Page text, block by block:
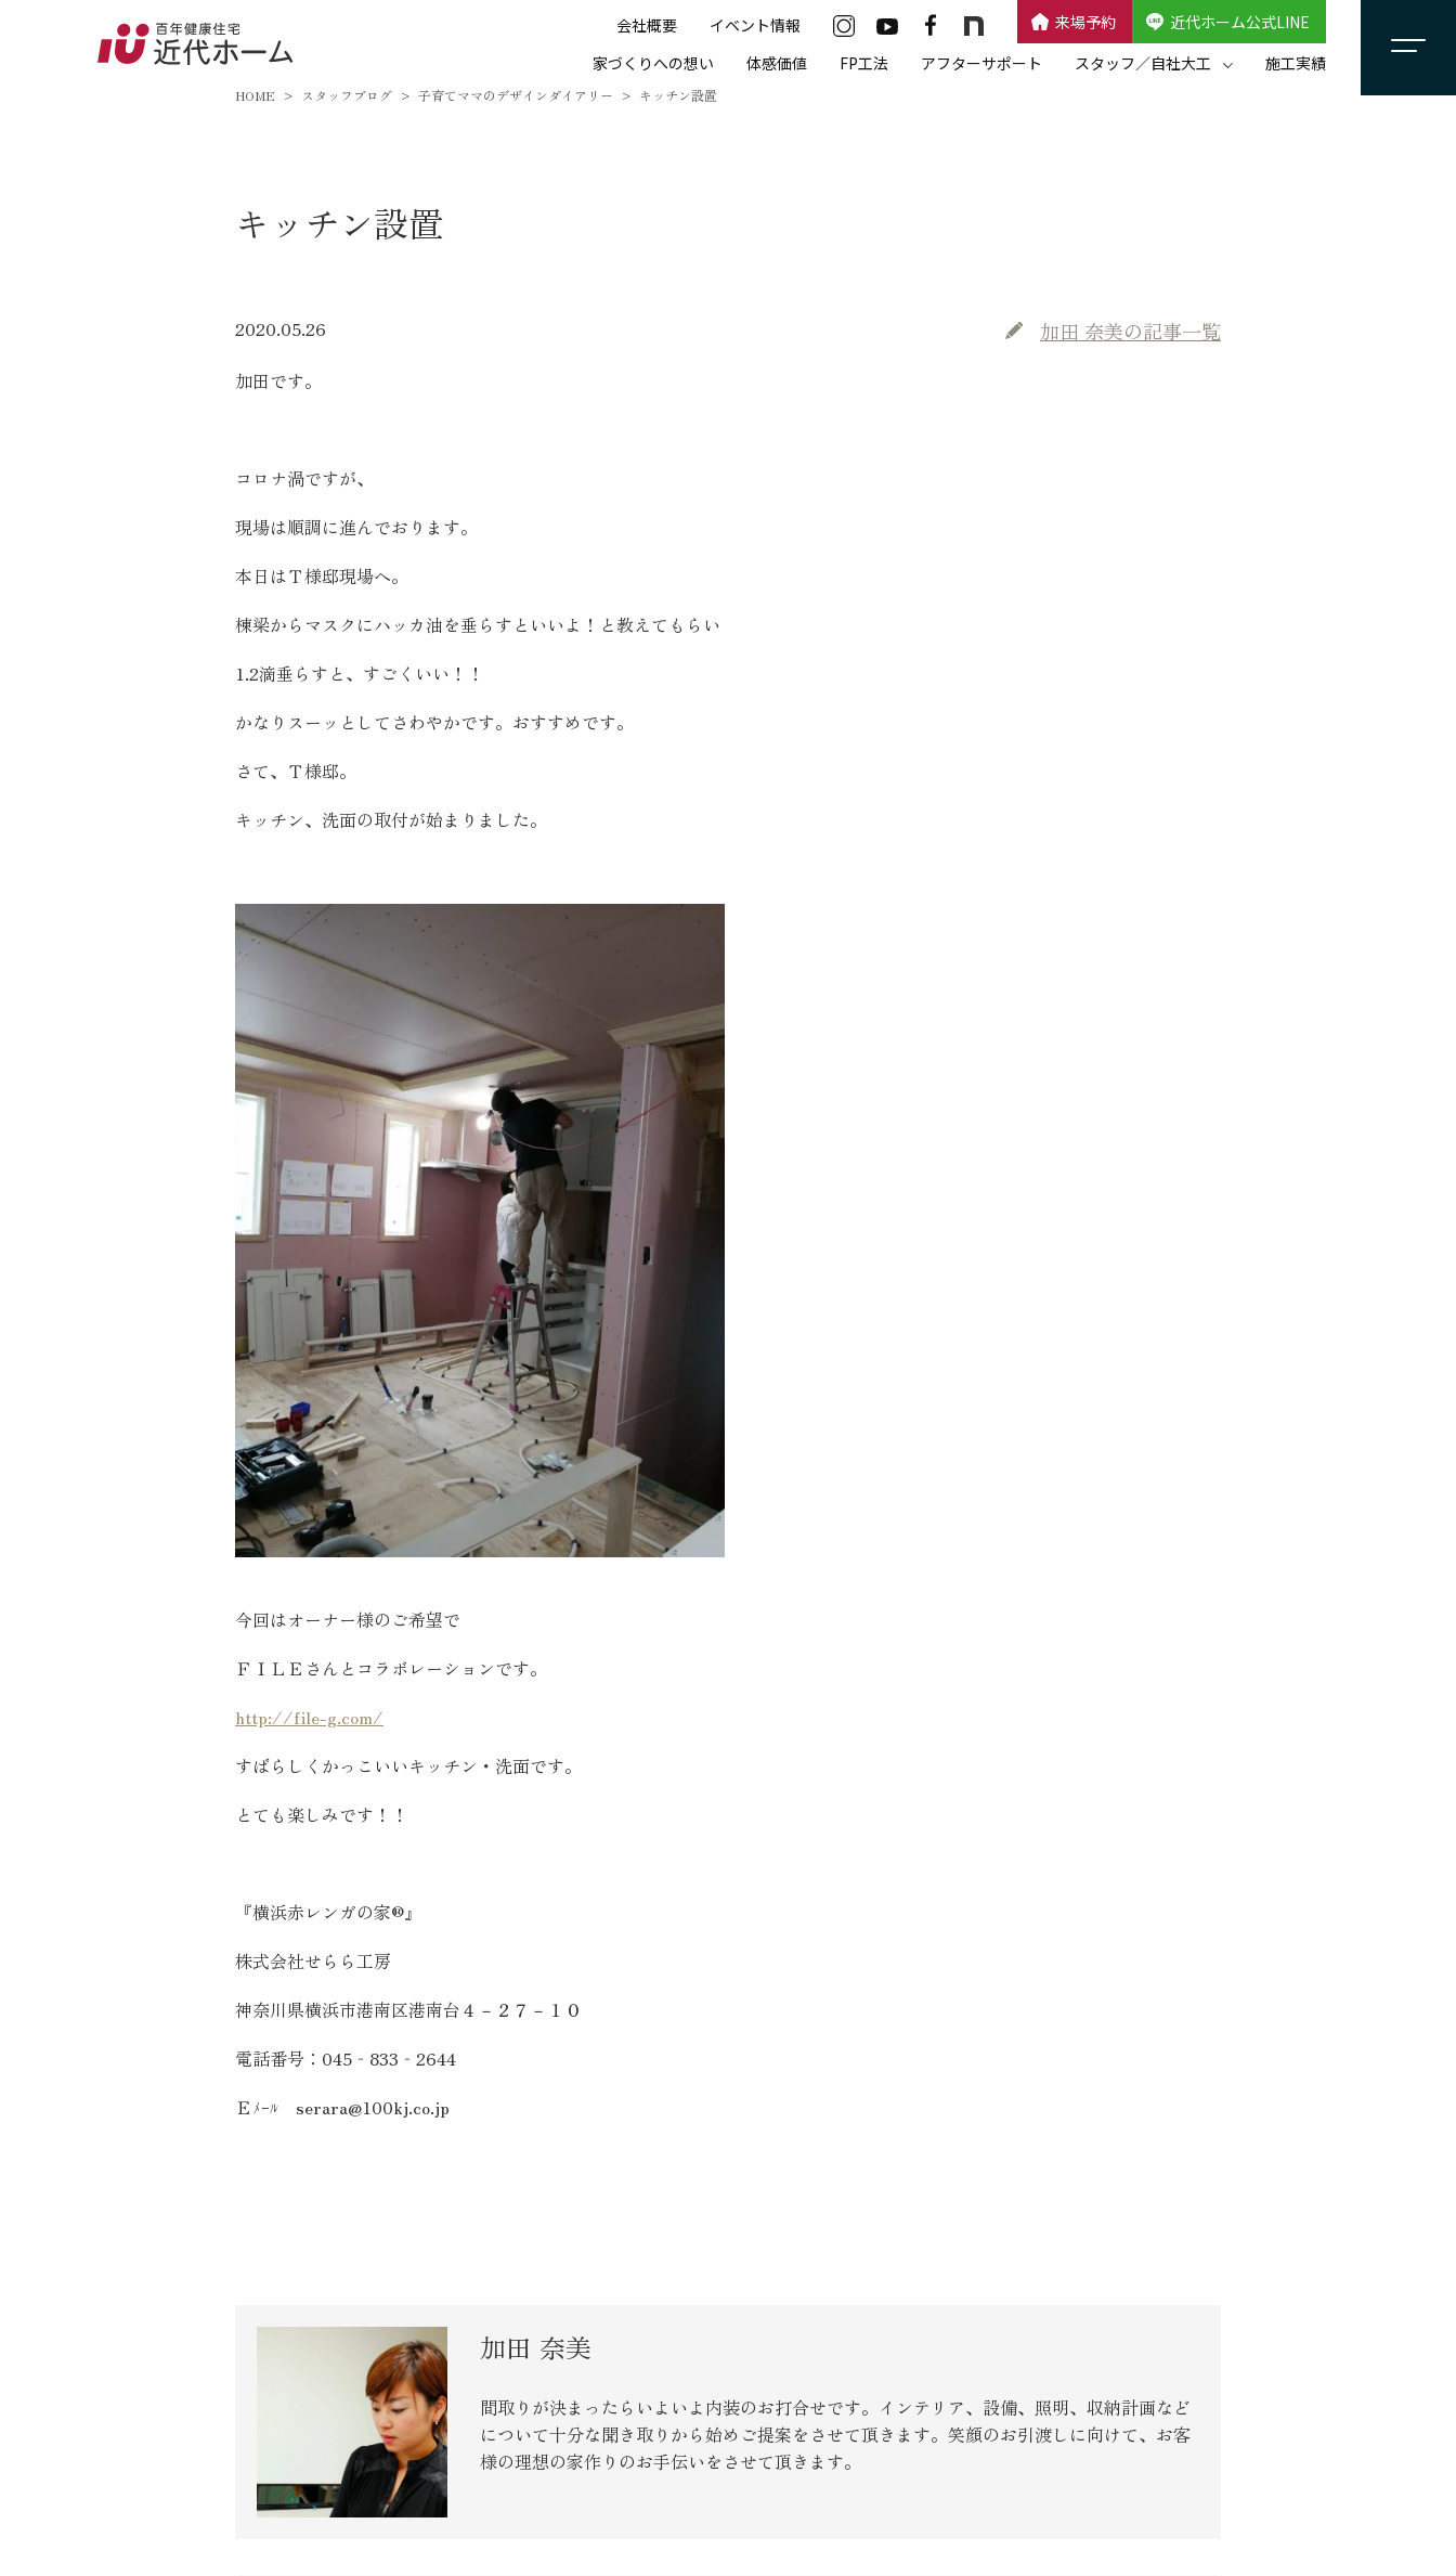
会社概要 イベント情報 来場予約
近代ホーム公式LINE
家づくりへの想い
体感価値 FP工法 アフターサポート スタッフ／自社大工 施工実績
近代ホーム公式LINE
CLOSE×
家づくりへの想い
住宅イベント情報
近代ホームについて
自社大工集団「名匠会」
スタッフブログ
よくある質問
来場予約
HOME スタッフブログ 子育てママのデザインダイアリー キッチン設置
キッチン設置
2020.05.26 加田 奈美の記事一覧
加田です。
コロナ渦ですが、
現場は順調に進んでおります。
本日はＴ様邸現場へ。
棟梁からマスクにハッカ油を垂らすといいよ！と教えてもらい
1.2滴垂らすと、すごくいい！！
かなりスーッとしてさわやかです。おすすめです。
さて、Ｔ様邸。
キッチン、洗面の取付が始まりました。
今回はオーナー様のご希望で
ＦＩＬＥさんとコラボレーションです。
http://file-g.com/
すばらしくかっこいいキッチン・洗面です。
とても楽しみです！！
『横浜赤レンガの家®』
株式会社せらら工房
神奈川県横浜市港南区港南台４－２７－１０
電話番号： 045 ‐ 833 ‐ 2644
Ｅﾒｰﾙ serara@100kj.co.jp
加田 奈美
間取りが決まったらいよいよ内装のお打合せです。インテリア、設備、照明、収納計画など
について十分な聞き取りから始めご提案をさせて頂きます。笑顔のお引渡しに向けて、お客
様の理想の家作りのお手伝いをさせて頂きます。